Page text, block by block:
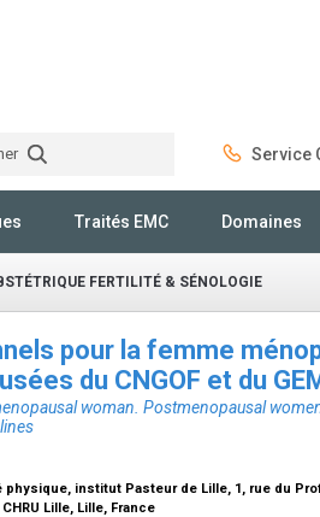
Service
Traités EMC Domaines
FERTILITÉ & SÉNOLOGIE
pour la femme
du CNGOF et du
woman. Postmenopausal
institut Pasteur de Lille, 1, rue du
Lille, Lille, France